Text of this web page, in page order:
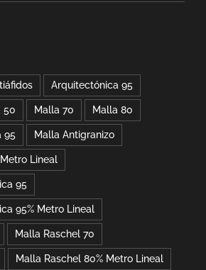
Arquitectónica 95
50 Malla 70 Malla 80
95 Malla Antigranizo
Lineal
95
95% Metro Lineal
Malla Raschel 70
Malla Raschel 80% Metro Lineal